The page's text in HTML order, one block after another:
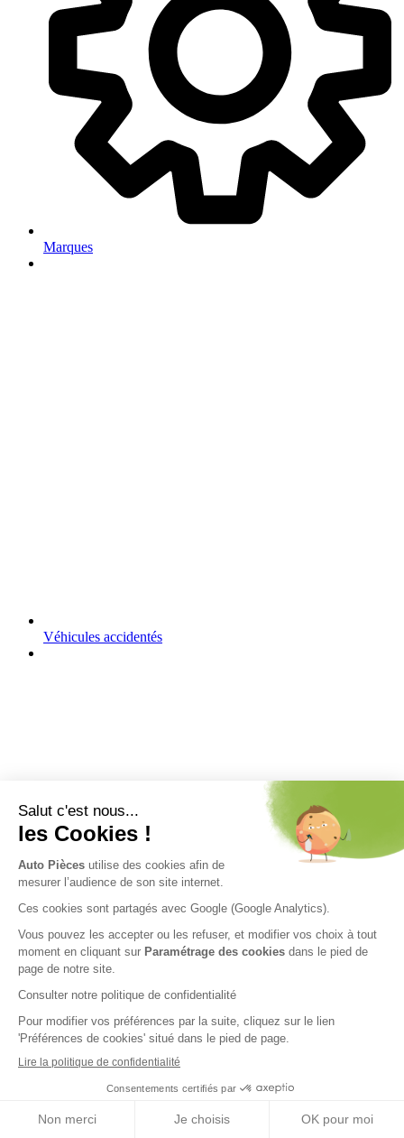
Marques
Véhicules accidentés
Nos engagements